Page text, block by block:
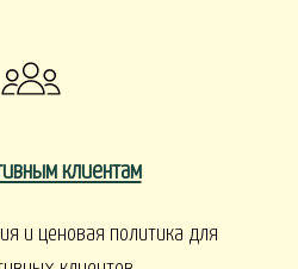
клиентам
и ценовая политика для